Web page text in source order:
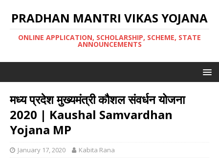
PRADHAN MANTRI VIKAS YOJANA
ONLINE APPLICATION, SCHOLARSHIP, SCHEME, STATE
ANNOUNCEMENTS
मध्य प्रदेश मुख्यमंत्री कौशल संवर्धन योजना
2020 | Kaushal Samvardhan
Yojana MP
January 17, 2020 Kabita Rana